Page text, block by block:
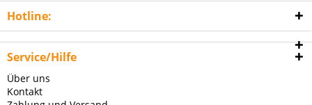
Hotline:
Service/Hilfe
Über uns
Kontakt